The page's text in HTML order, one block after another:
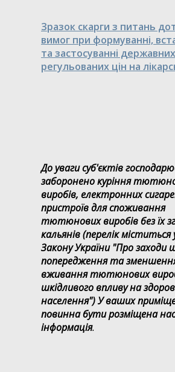
Зразок скарги з питань
вимог при формуванні,
та застосуванні державних
регульованих цін на
До уваги суб'єктів
заборонено куріння
виробів, електронних
пристроїв для споживання
тютюнових виробів без їх
кальянів (перелік
Закону України "Про заходи
попередження та
вживання тютюнових
шкідливого впливу на
населення") У ваших
повинна бути розміщена
інформація.